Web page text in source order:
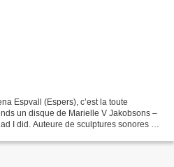
Espvall (Espers), c’est la toute
un disque de Marielle V Jakobsons –
I did. Auteure de sculptures sonores qui